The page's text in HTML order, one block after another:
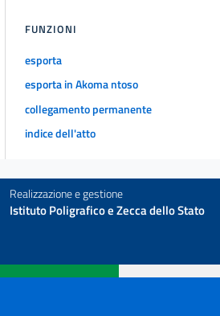
FUNZIONI
esporta
esporta in Akoma ntoso
collegamento permanente
indice dell'atto
Realizzazione e gestione
Istituto Poligrafico e Zecca dello Stato